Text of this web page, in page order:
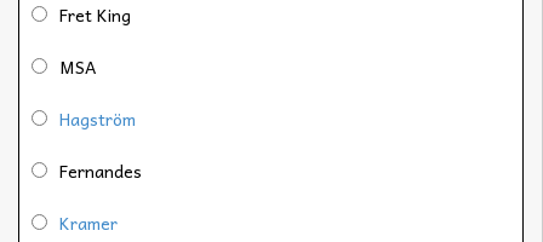
Fret King
MSA
Hagström
Fernandes
Kramer